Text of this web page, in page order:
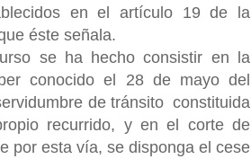
en el artículo 19 de la
éste señala.
se ha hecho consistir en la
conocido el 28 de mayo del
de tránsito constituida
recurrido, y en el corte de
por esta vía, se disponga el cese